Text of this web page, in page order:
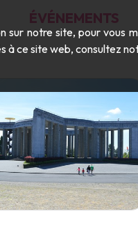
ÉVÉNEMENTS
notre site, pour vous
à ce site web, consultez